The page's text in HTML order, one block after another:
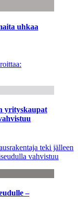
uhkaa
yrityskaupat
teki jälleen
vahvistuu
–